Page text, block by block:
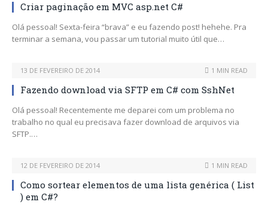
Criar paginação em MVC asp.net C#
Olá pessoal! Sexta-feira “brava” e eu fazendo post! hehehe. Pra
terminar a semana, vou passar um tutorial muito útil que…
13 DE FEVEREIRO DE 2014 1 MIN READ
Fazendo download via SFTP em C# com SshNet
Olá pessoal! Recentemente me deparei com um problema no
trabalho no qual eu precisava fazer download de arquivos via
SFTP.…
12 DE FEVEREIRO DE 2014 1 MIN READ
Como sortear elementos de uma lista genérica ( List
) em C#?